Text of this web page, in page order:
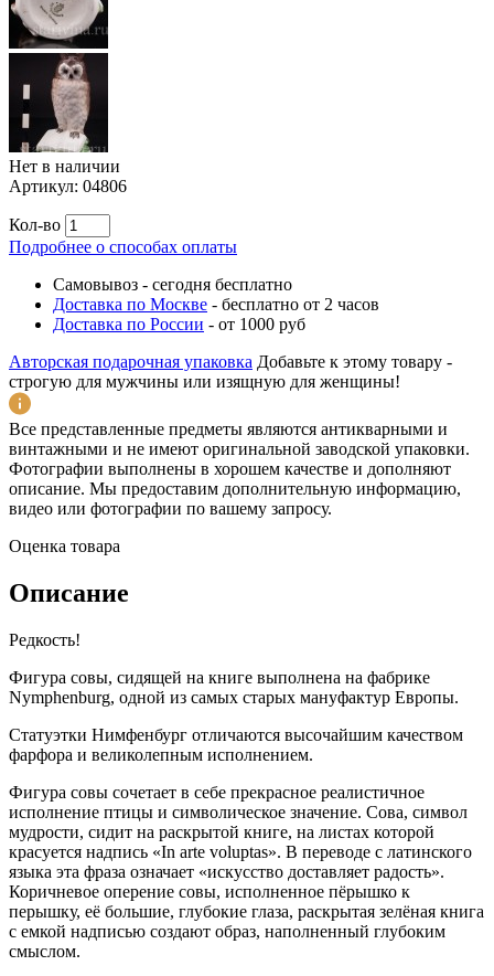
Нет в наличии
Артикул: 04806
Кол-во
Подробнее о способах оплаты
Самовывоз - сегодня бесплатно
Доставка по Москве - бесплатно от 2 часов
Доставка по России - от 1000 руб
Авторская подарочная упаковка Добавьте к этому товару -
строгую для мужчины или изящную для женщины!
Все представленные предметы являются антикварными и
винтажными и не имеют оригинальной заводской упаковки.
Фотографии выполнены в хорошем качестве и дополняют
описание. Мы предоставим дополнительную информацию,
видео или фотографии по вашему запросу.
Оценка товара
Описание
Редкость!
Фигура совы, сидящей на книге выполнена на фабрике
Nymphenburg, одной из самых старых мануфактур Европы.
Статуэтки Нимфенбург отличаются высочайшим качеством
фарфора и великолепным исполнением.
Фигура совы сочетает в себе прекрасное реалистичное
исполнение птицы и символическое значение. Сова, символ
мудрости, сидит на раскрытой книге, на листах которой
красуется надпись «In arte voluptas». В переводе с латинского
языка эта фраза означает «искусство доставляет радость».
Коричневое оперение совы, исполненное пёрышко к
перышку, её большие, глубокие глаза, раскрытая зелёная книга
с емкой надписью создают образ, наполненный глубоким
смыслом.